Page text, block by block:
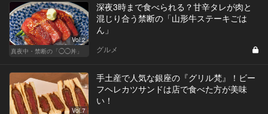
Vol.2
真夜中・禁断の「◯◯丼」
深夜3時まで食べられる？甘辛タレが肉と
混じり合う禁断の「山形牛ステーキごは
ん」
グルメ
Vol.7
手土産で人気な銀座の『グリル梵』！ビー
フヘレカツサンドは店で食べた方が美味
い！